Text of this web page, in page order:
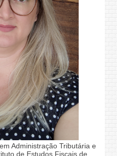
Administração Tributária e
de Estudos Fiscais de